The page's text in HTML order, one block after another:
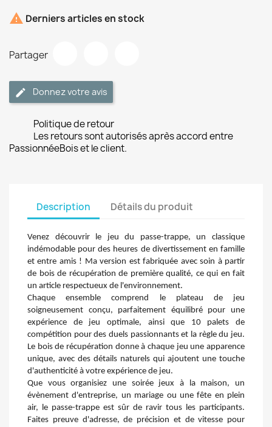
 Derniers articles en stock
Partager
Donnez votre avis
Politique de retour
Les retours sont autorisés après accord entre
PassionnéeBois et le client.
Description Détails du produit
Venez découvrir le jeu du passe-trappe, un classique
indémodable pour des heures de divertissement en famille
et entre amis ! Ma version est fabriquée avec soin à partir
de bois de récupération de première qualité, ce qui en fait
un article respectueux de l'environnement.
Chaque ensemble comprend le plateau de jeu
soigneusement conçu, parfaitement équilibré pour une
expérience de jeu optimale, ainsi que 10 palets de
compétition pour des duels passionnants et la règle du jeu.
Le bois de récupération donne à chaque jeu une apparence
unique, avec des détails naturels qui ajoutent une touche
d'authenticité à votre expérience de jeu.
Que vous organisiez une soirée jeux à la maison, un
évènement d'entreprise, un mariage ou une fête en plein
air, le passe-trappe est sûr de ravir tous les participants.
Faites preuve d'adresse, de précision et de vitesse pour